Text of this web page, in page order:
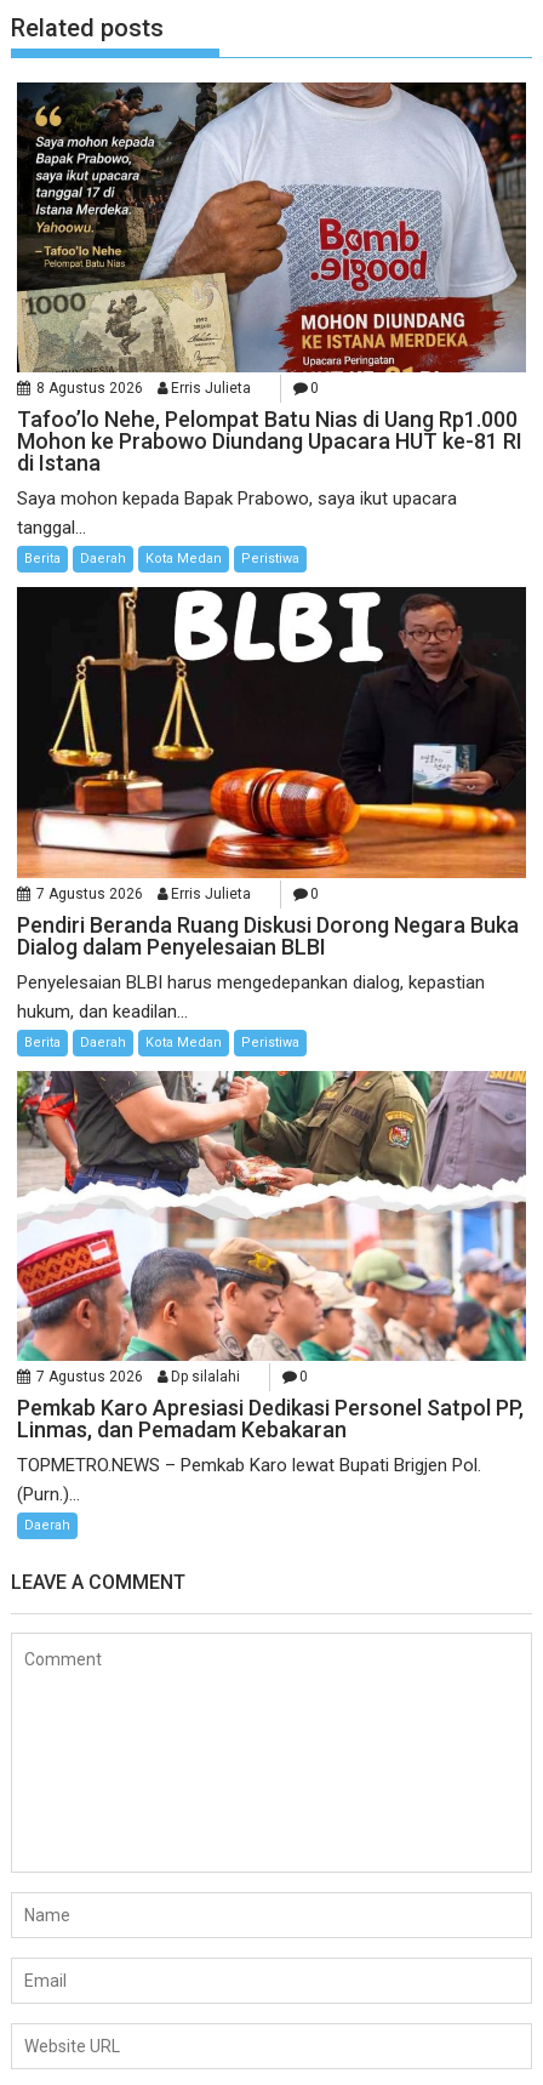
Related posts
8 Agustus 2026 Erris Julieta 0
Tafoo’lo Nehe, Pelompat Batu Nias di Uang Rp1.000
Mohon ke Prabowo Diundang Upacara HUT ke-81 RI
di Istana
Saya mohon kepada Bapak Prabowo, saya ikut upacara
tanggal...
Berita Daerah Kota Medan Peristiwa
7 Agustus 2026 Erris Julieta 0
Pendiri Beranda Ruang Diskusi Dorong Negara Buka
Dialog dalam Penyelesaian BLBI
Penyelesaian BLBI harus mengedepankan dialog, kepastian
hukum, dan keadilan...
Berita Daerah Kota Medan Peristiwa
7 Agustus 2026 Dp silalahi 0
Pemkab Karo Apresiasi Dedikasi Personel Satpol PP,
Linmas, dan Pemadam Kebakaran
TOPMETRO.NEWS – Pemkab Karo lewat Bupati Brigjen Pol.
(Purn.)...
Daerah
LEAVE A COMMENT